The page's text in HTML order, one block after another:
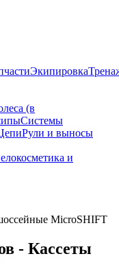
Экипировка
(в
Системы
Рули и выносы
и
MicroSHIFT
- Кассеты